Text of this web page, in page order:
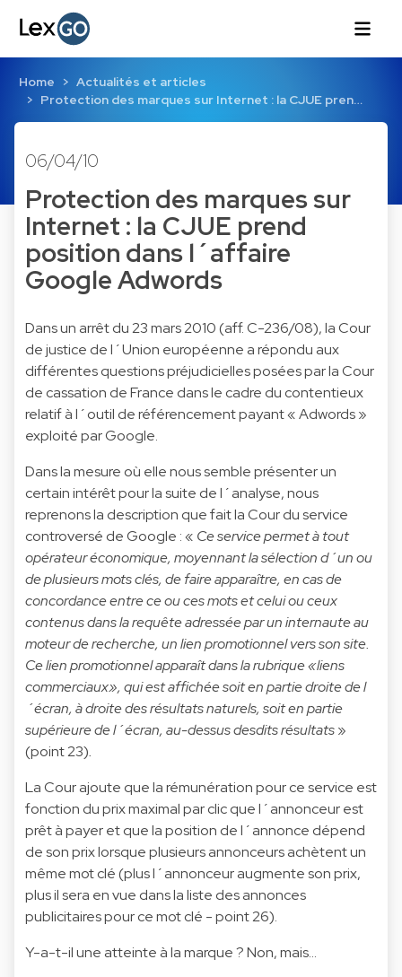
Home
Actualités et articles
Protection des marques sur Internet : la CJUE pren…
06/04/10
Protection des marques sur
Internet : la CJUE prend
position dans l´affaire
Google Adwords
Dans un arrêt du 23 mars 2010 (aff. C-236/08), la Cour
de justice de l´Union européenne a répondu aux
différentes questions préjudicielles posées par la Cour
de cassation de France dans le cadre du contentieux
relatif à l´outil de référencement payant « Adwords »
exploité par Google.
Dans la mesure où elle nous semble présenter un
certain intérêt pour la suite de l´analyse, nous
reprenons la description que fait la Cour du service
controversé de Google : « Ce service permet à tout
opérateur économique, moyennantla sélection d´un ou
de plusieurs mots clés, de faire apparaître, en cas de
concordance entre ce ou ces mots et celuiou ceux
contenus dans la requête adressée par un internaute au
moteur de recherche, un lien promotionnel vers sonsite.
Ce lien promotionnel apparaît dans la rubrique «liens
commerciaux», qui est affichée soit en partie droite del
´écran, à droite des résultats naturels, soit en partie
supérieure de l´écran, au-dessus desdits résultats»
(point 23).
La Cour ajoute que la rémunération pour ce service est
fonction du prix maximal par clic que l´annonceur est
prêt à payer et que la position de l´annonce dépend
de son prix lorsque plusieurs annonceurs achètent un
même mot clé (plus l´annonceur augmente son prix,
plus il sera en vue dans la liste des annonces
publicitaires pour ce mot clé - point 26).
Y-a-t-il une atteinte à la marque ? Non, mais...